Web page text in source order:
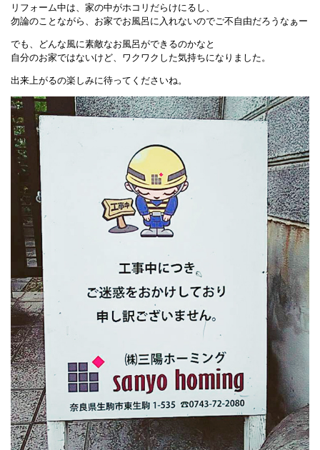
リフォーム中は、家の中がホコリだらけにるし、
勿論のことながら、お家でお風呂に入れないのでご不自由だろうなぁー
でも、どんな風に素敵なお風呂ができるのかなと
自分のお家ではないけど、ワクワクした気持ちになりました。
出来上がるの楽しみに待ってくださいね。